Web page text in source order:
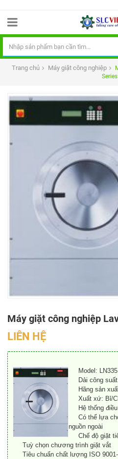
Trang chủ Máy giặt công nghiệp
Series
Máy giặt công nghiệp
LIÊN HỆ
Model: LN335
Dải công
Hãng sản
Xuất xứ: Bỉ/
Hệ thống
Có thể lựa
nguồn ngoài
Chế độ giặt
Tuỳ chọn chương trình giặt vắt
Tiêu chuẩn chất lượng ISO 9001-